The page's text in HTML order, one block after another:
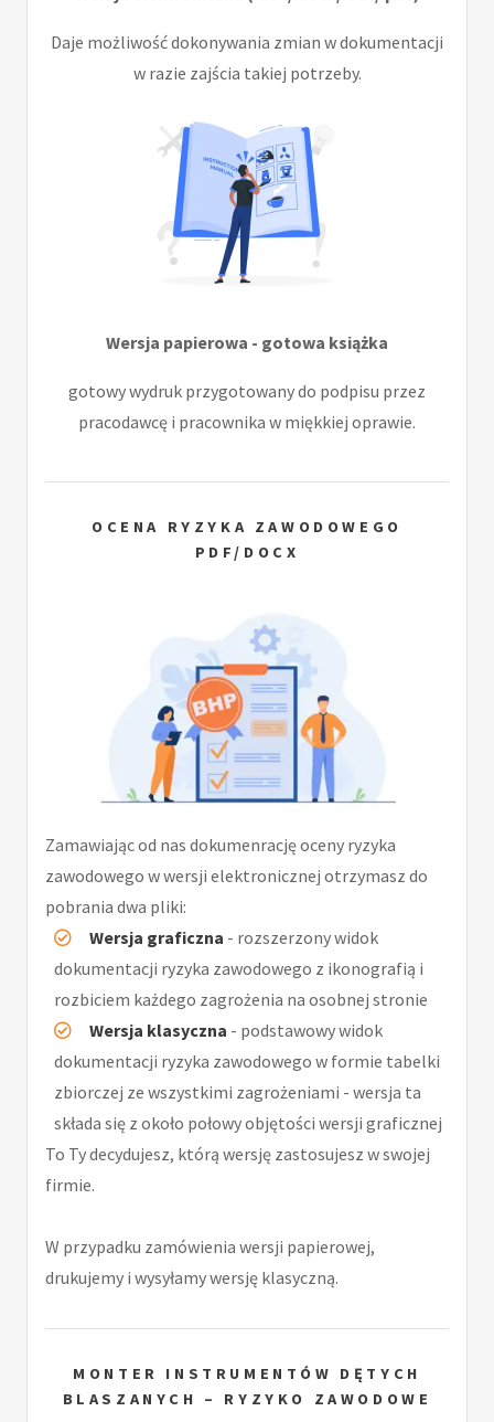
Daje możliwość dokonywania zmian w dokumentacji
w razie zajścia takiej potrzeby.
Wersja papierowa - gotowa książka
gotowy wydruk przygotowany do podpisu przez
pracodawcę i pracownika w miękkiej oprawie.
OCENA RYZYKA ZAWODOWEGO
PDF/DOCX
Zamawiając od nas dokumenrację oceny ryzyka
zawodowego w wersji elektronicznej otrzymasz do
pobrania dwa pliki:
Wersja graficzna - rozszerzony widok
dokumentacji ryzyka zawodowego z ikonografią i
rozbiciem każdego zagrożenia na osobnej stronie
Wersja klasyczna - podstawowy widok
dokumentacji ryzyka zawodowego w formie tabelki
zbiorczej ze wszystkimi zagrożeniami - wersja ta
składa się z około połowy objętości wersji graficznej
To Ty decydujesz, którą wersję zastosujesz w swojej
firmie.
W przypadku zamówienia wersji papierowej,
drukujemy i wysyłamy wersję klasyczną.
MONTER INSTRUMENTÓW DĘTYCH
BLASZANYCH – RYZYKO ZAWODOWE